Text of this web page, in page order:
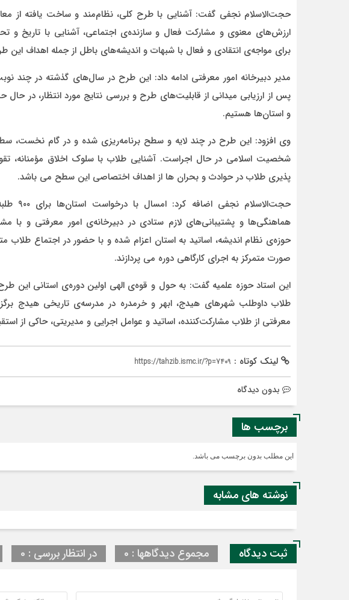
حجت‌الاسلام نجفی گفت: آشنایی با طرح کلی، نظام‌مند و ساخت یافته از
ارزش‌های معنوی و مشارکت فعال و سازنده‌ی اجتماعی، آشنایی با تاریخ و
برای مواجه‌ی انتقادی و فعال با شبهات و اندیشه‌های باطل از جمله اهداف
مدیر دبیرخانه امور معرفتی ادامه داد: این طرح در سال‌های گذشته در چند
پس از ارزیابی میدانی از قابلیت‌های طرح و بررسی نتایج مورد انتظار، در
و استان‌ها هستیم.
وی افزود: این طرح در چند لایه و سطح برنامه‌ریزی شده و در گام نخست،
شخصیت اسلامی در حال اجراست. آشنایی طلاب با سلوک اخلاق
پذیری طلاب در حوادث و بحران ها از اهداف اختصاصی این سطح می باشد.
هماهنگی‌ها و پشتیبانی‌های لازم ستادی در دبیرخانه‌ی امور معرفتی و
حوزه‌ی نظام اندیشه، اساتید به استان اعزام شده و با حضور در اجتماع طلاب
صورت متمرکز به اجرای کارگاهی دوره می پردازند.
طلاب داوطلب شهرهای هیدج، ابهر و خرمدره در مدرسه‌ی تاریخی هیدج برگزار
معرفتی از طلاب مشارکت‌کننده، اساتید و عوامل اجرایی و مدیریتی، حاکی از
لینک کوتاه : https://tahzib.ismc.ir/?p=7409
بدون دیدگاه
برچسب ها
این مطلب بدون برچسب می باشد.
نوشته های مشابه
ثبت دیدگاه مجموع دیدگاهها : 0 در انتظار بررسی : 0